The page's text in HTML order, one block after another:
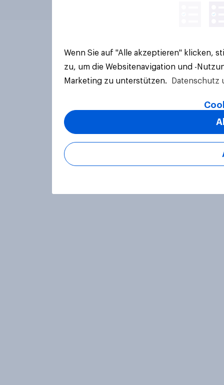
Wenn Sie auf "Alle akzeptieren" klicken,
zu, um die Websitenavigation und -
Marketing zu unterstützen.
Datenschutz